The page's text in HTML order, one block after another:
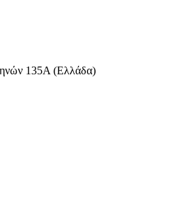
135Α (Ελλάδα)